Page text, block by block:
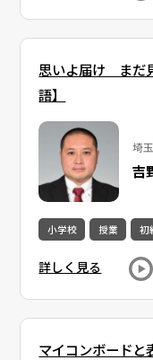
思いよ届け まだ
語】
埼
吉
小学校 授業 初
詳しく見る
マイコンボードと